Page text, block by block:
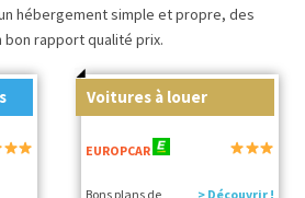
hébergement simple et propre, des
rapport qualité prix.
Voitures à louer
EUROPCAR
Bons plans de
> Découvrir !